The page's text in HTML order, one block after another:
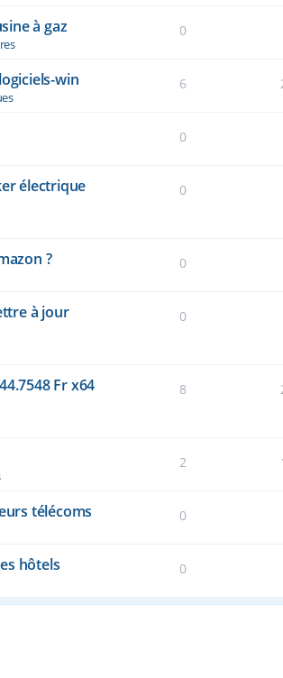
à gaz 0
win 6
0
électrique
0
? 0
à jour
0
Fr x64
8
2
télécoms 0
hôtels 0